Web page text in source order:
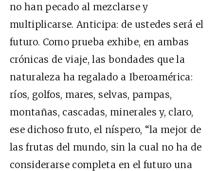
no han pecado al mezclarse y
multiplicarse. Anticipa: de ustedes será el
futuro. Como prueba exhibe, en ambas
crónicas de viaje, las bondades que la
naturaleza ha regalado a Iberoamérica:
ríos, golfos, mares, selvas, pampas,
montañas, cascadas, minerales y, claro,
ese dichoso fruto, el níspero, “la mejor de
las frutas del mundo, sin la cual no ha de
considerarse completa en el futuro una